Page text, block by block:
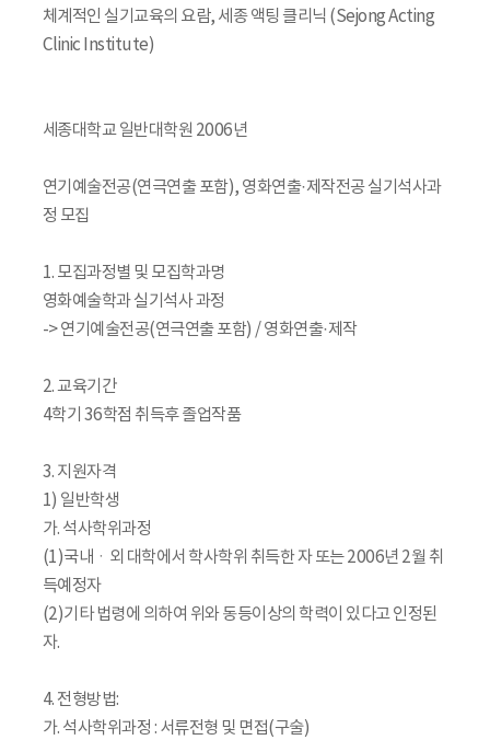
체계적인 실기교육의 요람, 세종 액팅 클리닉 (Sejong Acting
Clinic Institute)
세종대학교 일반대학원 2006년
연기예술전공(연극연출 포함), 영화연출·제작전공 실기석사과
정 모집
1. 모집과정별 및 모집학과명
영화예술학과 실기석사 과정
-> 연기예술전공(연극연출 포함) / 영화연출·제작
2. 교육기간
4학기 36학점 취득후 졸업작품
3. 지원자격
1) 일반학생
가. 석사학위과정
(1)국내ㆍ외 대학에서 학사학위 취득한 자 또는 2006년 2월 취
득예정자
(2)기타 법령에 의하여 위와 동등이상의 학력이 있다고 인정된
자.
4. 전형방법:
가. 석사학위과정 : 서류전형 및 면접(구술)